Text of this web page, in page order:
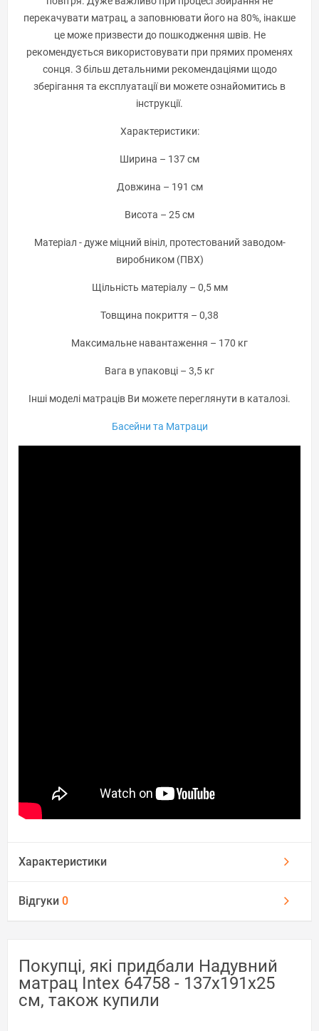
перекачувати матрац, а заповнювати його на 80%, інакше
це може призвести до пошкодження швів. Не
рекомендується використовувати при прямих променях
сонця. З більш детальними рекомендаціями щодо
зберігання та експлуатації ви можете ознайомитись в
інструкції.
Характеристики:
Ширина – 137 см
Довжина – 191 см
Висота – 25 см
Матеріал - дуже міцний вініл, протестований заводом-
виробником (ПВХ)
Щільність матеріалу – 0,5 мм
Товщина покриття – 0,38
Максимальне навантаження – 170 кг
Вага в упаковці – 3,5 кг
Інші моделі матраців Ви можете переглянути в каталозі.
Басейни та Матраци
Характеристики
Відгуки 0
Покупці, які придбали Надувний
матрац Intex 64758 - 137х191х25
см, також купили